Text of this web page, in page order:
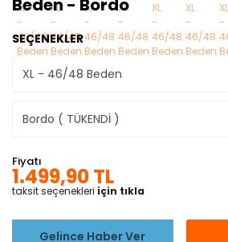
Beden - Bordo
SEÇENEKLER
Fiyatı
1.499,90 TL
taksit seçenekleri için tıkla
Gelince Haber Ver